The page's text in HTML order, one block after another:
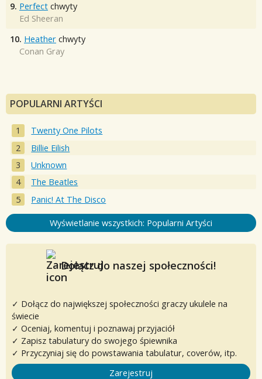
9. Perfect chwyty
Ed Sheeran
10. Heather chwyty
Conan Gray
POPULARNI ARTYŚCI
Twenty One Pilots
Billie Eilish
Unknown
The Beatles
Panic! At The Disco
Wyświetlanie wszystkich: Popularni Artyści
Dołącz do naszej społeczności!
✓ Dołącz do największej społeczności graczy ukulele na
świecie
✓ Oceniaj, komentuj i poznawaj przyjaciół
✓ Zapisz tabulatury do swojego śpiewnika
✓ Przyczyniaj się do powstawania tabulatur, coverów, itp.
Zarejestruj